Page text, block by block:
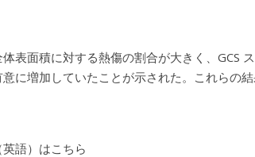
表面積に対する熱傷の割合が大きく、GCS
に増加していたことが示された。これらの
語）はこちら